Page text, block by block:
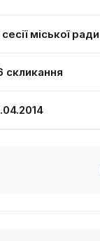
міської ради
скликання